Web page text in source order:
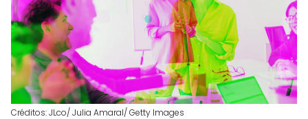
Créditos: JLco/ Julia Amaral/ Getty Images